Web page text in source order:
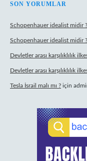
SON YORUMLAR
Schopenhauer idealist midir ?
Schopenhauer idealist midir ?
Devletler arası karşılıklılık
Devletler arası karşılıklılık
Tesla İsrail malı mı ? için